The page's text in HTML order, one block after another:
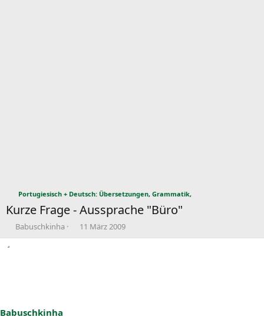
Portugiesisch + Deutsch: Übersetzungen, Grammatik,
Kurze Frage - Aussprache "Büro"
E
r
r
Babuschkinha
E
r
11 März 2009
Babuschkinha